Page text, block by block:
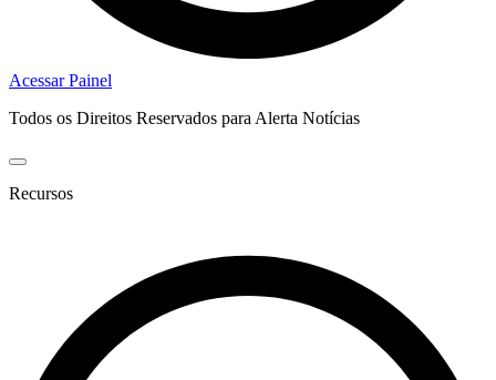
Acessar Painel
Todos os Direitos Reservados para Alerta Notícias
Recursos